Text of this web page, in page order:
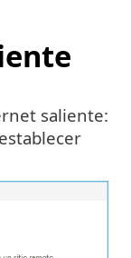
saliente: